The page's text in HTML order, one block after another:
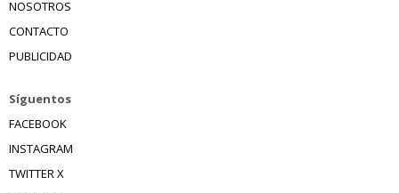
NOSOTROS
CONTACTO
PUBLICIDAD
Síguentos
FACEBOOK
INSTAGRAM
TWITTER X